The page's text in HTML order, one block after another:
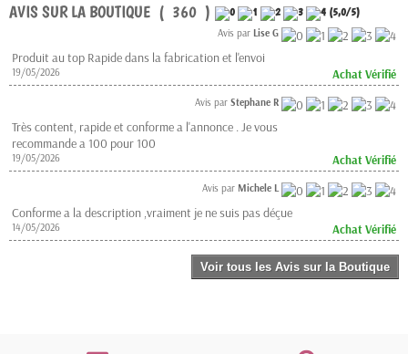
AVIS SUR LA BOUTIQUE ( 360 ) (5,0/5)
Avis par Lise G
Produit au top Rapide dans la fabrication et l'envoi
19/05/2026 Achat Vérifié
Avis par Stephane R
Très content, rapide et conforme a l'annonce . Je vous
recommande a 100 pour 100
19/05/2026 Achat Vérifié
Avis par Michele L
Conforme a la description ,vraiment je ne suis pas déçue
14/05/2026 Achat Vérifié
Voir tous les Avis sur la Boutique